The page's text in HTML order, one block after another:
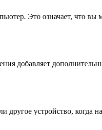
Это означает, что вы
добавляет
устройство, когда